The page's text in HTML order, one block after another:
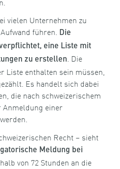
vielen Unternehmen zu
führen. Die
eine Liste mit
zu erstellen. Die
Liste enthalten sein müssen,
Es handelt sich dabei
die nach schweizerischem
Anmeldung einer
Recht – sieht
Meldung bei
von 72 Stunden an die